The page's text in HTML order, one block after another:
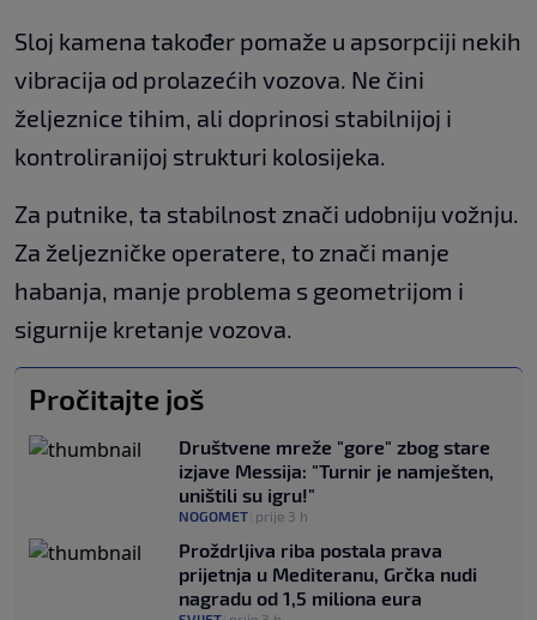
Sloj kamena također pomaže u apsorpciji nekih
vibracija od prolazećih vozova. Ne čini
željeznice tihim, ali doprinosi stabilnijoj i
kontroliranijoj strukturi kolosijeka.
Za putnike, ta stabilnost znači udobniju vožnju.
Za željezničke operatere, to znači manje
habanja, manje problema s geometrijom i
sigurnije kretanje vozova.
Pročitajte još
Društvene mreže "gore" zbog stare
izjave Messija: "Turnir je namješten,
uništili su igru!"
NOGOMET prije 3 h
Proždrljiva riba postala prava
prijetnja u Mediteranu, Grčka nudi
nagradu od 1,5 miliona eura